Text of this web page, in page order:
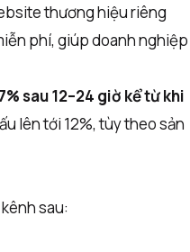
thương hiệu riêng
phí, giúp doanh nghiệp
sau 12–24 giờ kể từ khi
lên tới 12%, tùy theo sản
sau: